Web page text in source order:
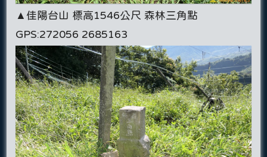
▲佳陽台山 標高1546公尺 森林三角點
GPS:272056 2685163